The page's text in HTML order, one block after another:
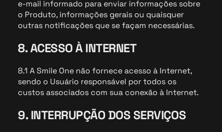
e-mail informado para enviar informações sobre
o Produto, informações gerais ou quaisquer
outras notificações que se façam necessárias.
8. ACESSO À INTERNET
8.1 A Smile One não fornece acesso à Internet,
sendo o Usuário responsável por todos os
custos associados com sua conexão à Internet.
9. INTERRUPÇÃO DOS SERVIÇOS